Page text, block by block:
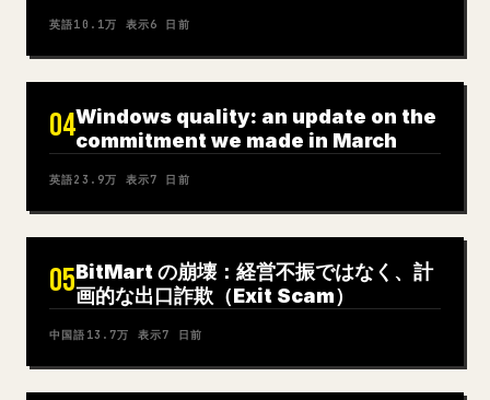
英語10.1万 表示6 日前
04Windows quality: an update on the
commitment we made in March
英語23.9万 表示7 日前
05BitMart の崩壊：経営不振ではなく、計
画的な出口詐欺（Exit Scam）
中国語 13.7万 表示7 日前